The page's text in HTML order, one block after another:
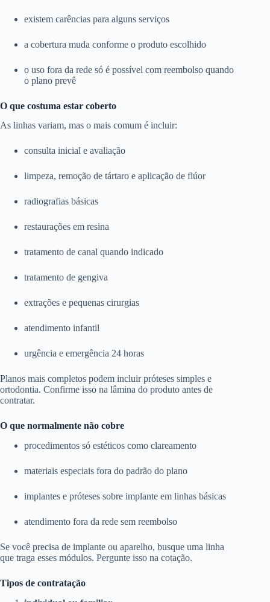
existem carências para alguns serviços
a cobertura muda conforme o produto escolhido
o uso fora da rede só é possível com reembolso quando
o plano prevê
O que costuma estar coberto
As linhas variam, mas o mais comum é incluir:
consulta inicial e avaliação
limpeza, remoção de tártaro e aplicação de flúor
radiografias básicas
restaurações em resina
tratamento de canal quando indicado
tratamento de gengiva
extrações e pequenas cirurgias
atendimento infantil
urgência e emergência 24 horas
Planos mais completos podem incluir próteses simples e
ortodontia. Confirme isso na lâmina do produto antes de
contratar.
O que normalmente não cobre
procedimentos só estéticos como clareamento
materiais especiais fora do padrão do plano
implantes e próteses sobre implante em linhas básicas
atendimento fora da rede sem reembolso
Se você precisa de implante ou aparelho, busque uma linha
que traga esses módulos. Pergunte isso na cotação.
Tipos de contratação